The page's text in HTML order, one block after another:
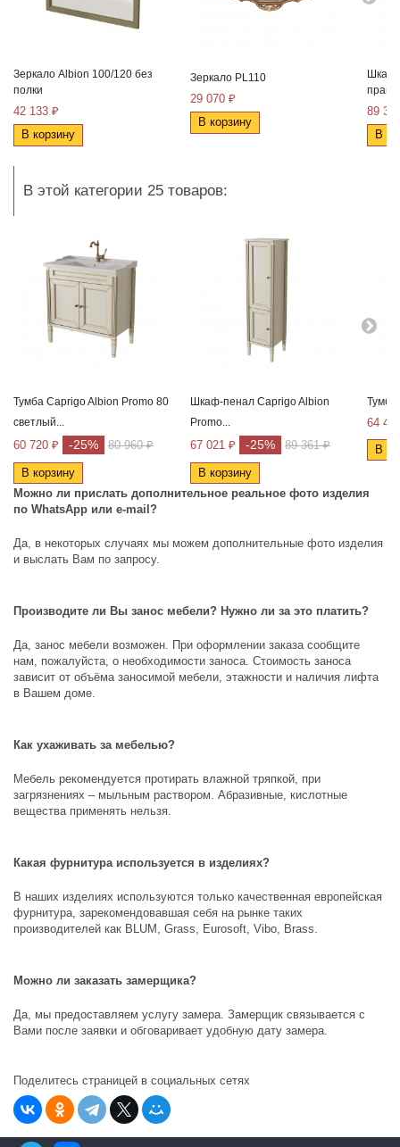
Зеркало Albion 100/120 без
полки
42 133 ₽
В корзину
Зеркало PL110
29 070 ₽
В корзину
Шкаф-
89
В
В этой категории 25 товаров:
Тумба Caprigo Albion Promo 80
светлый...
60 720 ₽ -25% 80 960 ₽
В корзину
Шкаф-пенал Caprigo Albion
Promo...
67 021 ₽ -25% 89 361 ₽
В корзину
Тумба
64
В
Можно ли прислать дополнительное реальное фото изделия
по WhatsApp или e-mail?
Да, в некоторых случаях мы можем дополнительные фото изделия
и выслать Вам по запросу.
Производите ли Вы занос мебели? Нужно ли за это платить?
Да, занос мебели возможен. При оформлении заказа сообщите
нам, пожалуйста, о необходимости заноса. Стоимость заноса
зависит от объёма заносимой мебели, этажности и наличия лифта
в Вашем доме.
Как ухаживать за мебелью?
Мебель рекомендуется протирать влажной тряпкой, при
загрязнениях – мыльным раствором. Абразивные, кислотные
вещества применять нельзя.
Какая фурнитура используется в изделиях?
В наших изделиях используются только качественная европейская
фурнитура, зарекомендовавшая себя на рынке таких
производителей как BLUM, Grass, Eurosoft, Vibo, Brass
Можно ли заказать замерщика?
Да, мы предоставляем услугу замера. Замерщик связывается с
Вами после заявки и обговаривает удобную дату замера.
Поделитесь страницей в социальных сетях